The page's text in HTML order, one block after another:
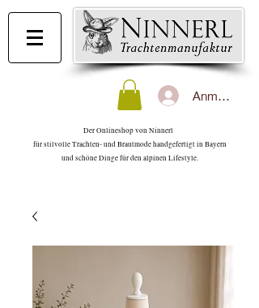
Anmelden
Der Onlineshop von Ninnerl
für stilvolle Trachten- und Brautmode handgefertigt in Bayern
und schöne Dinge für den alpinen Lifestyle.